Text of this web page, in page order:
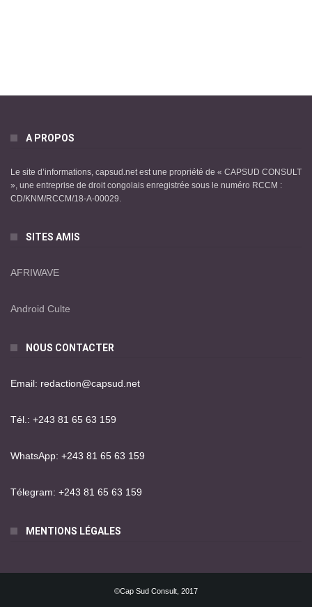
A PROPOS
Le site d’informations, capsud.net est une propriété de « CAPSUD CONSULT
», une entreprise de droit congolais enregistrée sous le numéro RCCM :
CD/KNM/RCCM/18-A-00029.
SITES AMIS
AFRIWAVE
Android Culte
NOUS CONTACTER
Email: redaction@capsud.net
Tél.: +243 81 65 63 159
WhatsApp: +243 81 65 63 159
Télegram: +243 81 65 63 159
MENTIONS LÉGALES
©Cap Sud Consult, 2017